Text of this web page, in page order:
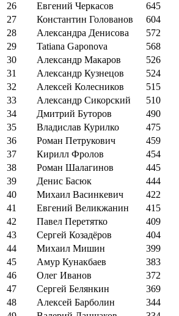
26
Евгений Черкасов
645
27
Константин Голованов
604
28
Александра Денисова
572
29
Tatiana Gaponova
568
30
Александр Макаров
526
31
Александр Кузнецов
524
32
Алексей Колесников
515
33
Александр Сикорский
510
34
Дмитрий Буторов
490
35
Владислав Курилко
475
36
Роман Петрукович
459
37
Кирилл Фролов
454
38
Роман Шалагинов
445
39
Денис Басюк
444
40
Михаил Васинкевич
422
41
Евгений Великжанин
415
42
Павел Перетятко
409
43
Сергей Козадёров
404
44
Михаил Мишин
399
45
Амур Кунакбаев
383
46
Олег Иванов
372
47
Сергей Белянкин
369
48
Алексей Барболин
344